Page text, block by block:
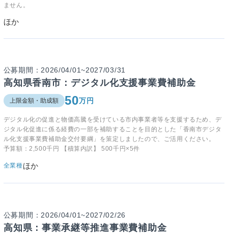
ません。
ほか
公募期間：2026/04/01~2027/03/31
高知県香南市：デジタル化支援事業費補助金
上限金額・助成額 50万円
デジタル化の促進と物価高騰を受けている市内事業者等を支援するため、デ
ジタル化促進に係る経費の一部を補助することを目的とした「香南市デジタ
ル化支援事業費補助金交付要綱」を策定しましたので、ご活用ください。
予算額：2,500千円 【積算内訳】 500千円×5件
全業種ほか
公募期間：2026/04/01~2027/02/26
高知県：事業承継等推進事業費補助金